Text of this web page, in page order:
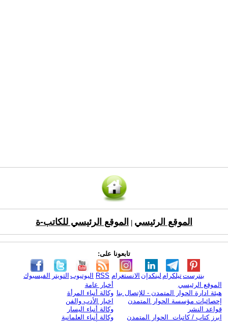
الموقع الرئيسي الموقع الرئيسي للكاتب-ة
تابعونا على:
الفيسبوك التويتر اليوتيوب RSS الانستغرام لينكدإن تيلكرامبنترست
الموقع الرئيسي
هيئة ادارة الحوار المتمدن - للإتصال بنا
إحصائيات مؤسسة الحوار المتمدن
قواعد النشر
ابرز كتاب / كاتبات الحوار المتمدن
أخبار عامة
وكالة أنباء المرأة
اخبار الأدب والفن
وكالة أنباء اليسار
وكالة أنباء العلمانية